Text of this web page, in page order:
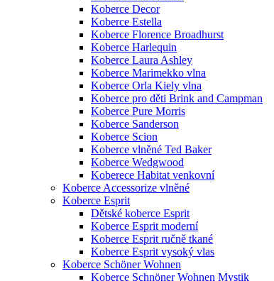
Koberce Decor
Koberce Estella
Koberce Florence Broadhurst
Koberce Harlequin
Koberce Laura Ashley
Koberce Marimekko vlna
Koberce Orla Kiely vlna
Koberce pro děti Brink and Campman
Koberce Pure Morris
Koberce Sanderson
Koberce Scion
Koberce vlněné Ted Baker
Koberce Wedgwood
Koberece Habitat venkovní
Koberce Accessorize vlněné
Koberce Esprit
Dětské koberce Esprit
Koberce Esprit moderní
Koberce Esprit ručně tkané
Koberce Esprit vysoký vlas
Koberce Schöner Wohnen
Koberce Schnöner Wohnen Mystik